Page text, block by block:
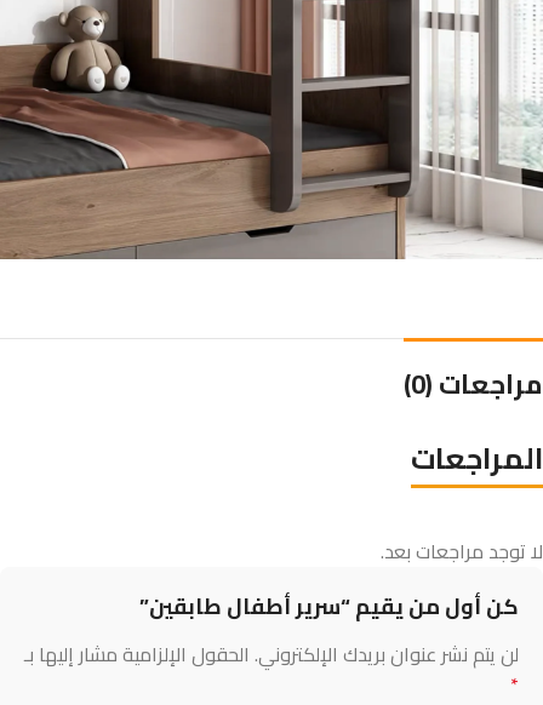
مراجعات (0)
المراجعات
لا توجد مراجعات بعد.
كن أول من يقيم “سرير أطفال طابقين”
لن يتم نشر عنوان بريدك الإلكتروني. الحقول الإلزامية مشار إليها بـ
*